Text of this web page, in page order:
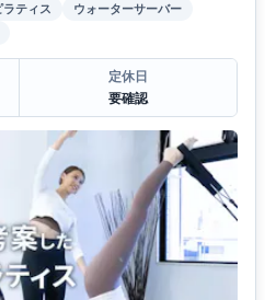
ティス
ウォーターサーバー
定休日
要確認